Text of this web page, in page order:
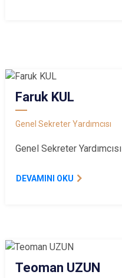
Faruk KUL
Genel Sekreter Yardımcısı
Genel Sekreter Yardımcısı
DEVAMINI OKU
Teoman UZUN